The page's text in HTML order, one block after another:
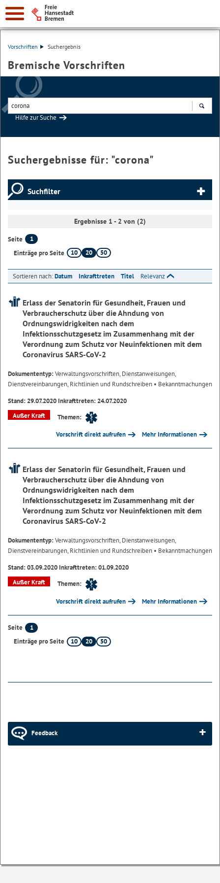
Vorschriften Suchergebnis
Bremische Vorschriften
Hilfe zur Suche
Suchergebnisse für: "corona"
Suchfilter
Ergebnisse 1 - 2 von (2)
Seite
1
Einträge pro Seite
10 20 50
Sortieren nach:Datum Inkrafttreten Titel Relevanz
Erlass der Senatorin für Gesundheit, Frauen und
Verbraucherschutz über die Ahndung von
Ordnungswidrigkeiten nach dem
Infektionsschutzgesetz im Zusammenhang mit der
Verordnung zum Schutz vor Neuinfektionen mit dem
Coronavirus SARS-CoV-2
Dokumententyp:Verwaltungsvorschriften, Dienstanweisungen,
Dienstvereinbarungen, Richtlinien und Rundschreiben • Bekanntmachungen
Stand: 29.07.2020 Inkrafttreten: 24.07.2020
Außer Kraft
Themen:
Vorschrift direkt aufrufen Mehr Informationen
Erlass der Senatorin für Gesundheit, Frauen und
Verbraucherschutz über die Ahndung von
Ordnungswidrigkeiten nach dem
Infektionsschutzgesetz im Zusammenhang mit der
Verordnung zum Schutz vor Neuinfektionen mit dem
Coronavirus SARS-CoV-2
Dokumententyp:Verwaltungsvorschriften, Dienstanweisungen,
Dienstvereinbarungen, Richtlinien und Rundschreiben • Bekanntmachungen
Stand: 03.09.2020 Inkrafttreten: 01.09.2020
Außer Kraft
Themen:
Vorschrift direkt aufrufen Mehr Informationen
Seite
1
Einträge pro Seite
10 20 50
Feedback